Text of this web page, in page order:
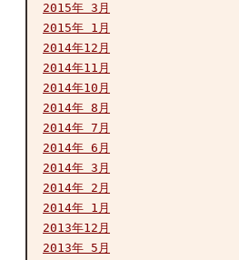
2015年 3月
2015年 1月
2014年12月
2014年11月
2014年10月
2014年 8月
2014年 7月
2014年 6月
2014年 3月
2014年 2月
2014年 1月
2013年12月
2013年 5月